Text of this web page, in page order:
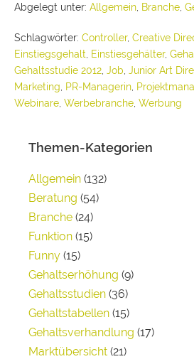
Abgelegt unter: Allgemein Branche
Schlagwörter: Controller, Creative
Einstiegsgehalt
Einstiesgehälter,
Gehaltsstudie 2012 Job Junior Art
Marketing
PR-Managerin
Webinare Werbebranche Werbung
Themen-Kategorien
Allgemein (132)
Beratung (54)
Branche (24)
Funktion (15)
Funny (15)
Gehaltserhöhung (9)
Gehaltsstudien (36)
Gehaltstabellen (15)
Gehaltsverhandlung (17)
Marktübersicht (21)